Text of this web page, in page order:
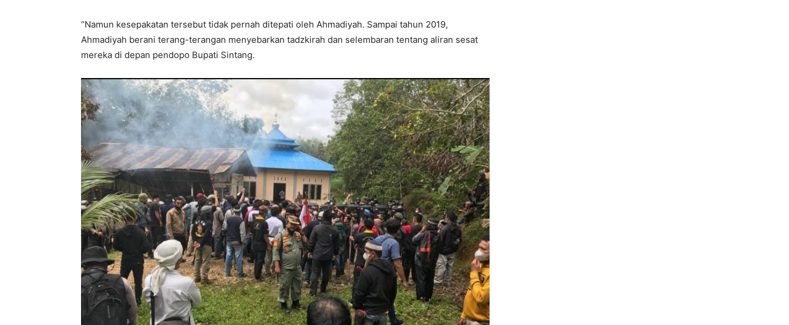
“Namun kesepakatan tersebut tidak pernah ditepati oleh Ahmadiyah. Sampai tahun 2019,
Ahmadiyah berani terang-terangan menyebarkan tadzkirah dan selembaran tentang aliran sesat
mereka di depan pendopo Bupati Sintang.